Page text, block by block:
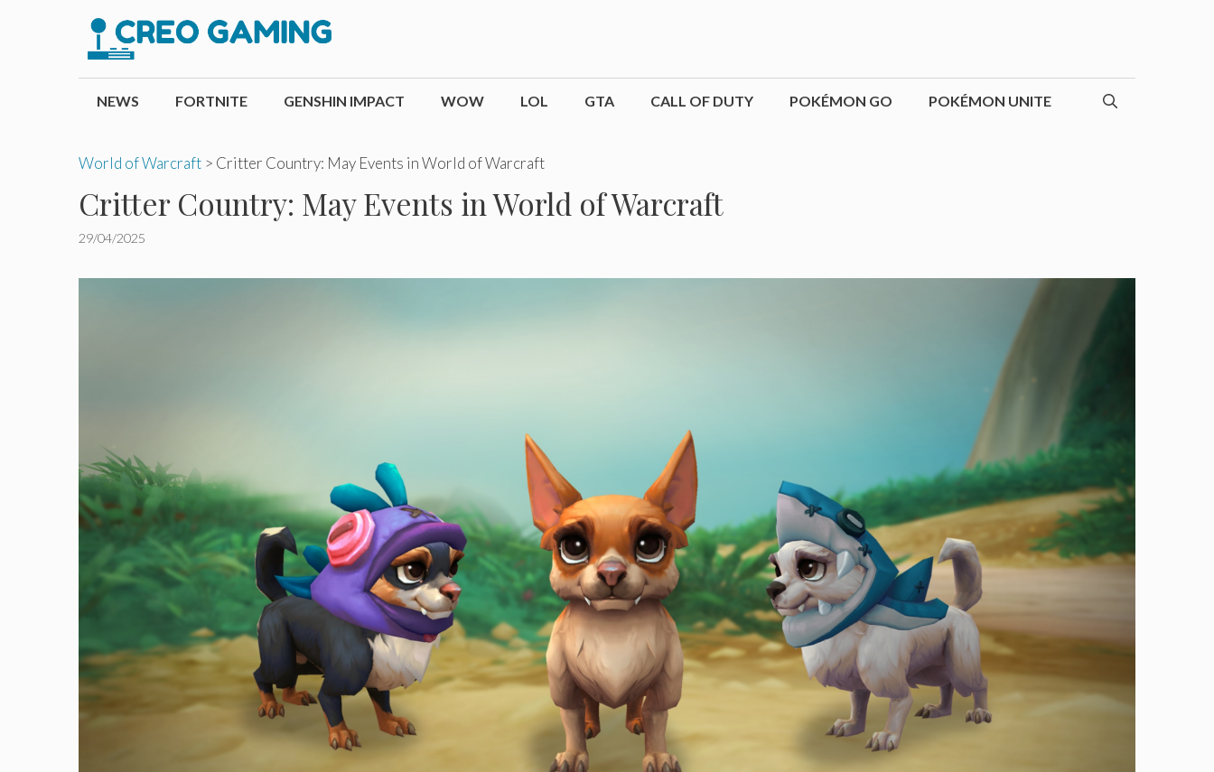
conteúdo
NEWS FORTNITE GENSHIN IMPACT WOW LOL GTA CALL OF DUTY POKÉMON GO POKÉMON UNITE
World of Warcraft > Critter Country: May Events in World of Warcraft
Critter Country: May Events in World of Warcraft
29/04/2025